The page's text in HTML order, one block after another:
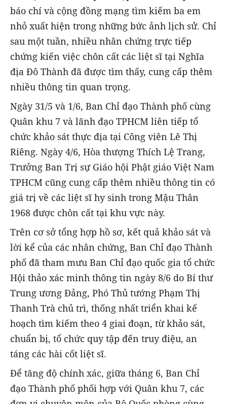
báo chí và cộng đồng mạng tìm kiếm ba em
nhỏ xuất hiện trong những bức ảnh lịch sử. Chỉ
sau một tuần, nhiều nhân chứng trực tiếp
chứng kiến việc chôn cất các liệt sĩ tại Nghĩa
địa Đô Thành đã được tìm thấy, cung cấp thêm
nhiều thông tin quan trọng.
Ngày 31/5 và 1/6, Ban Chỉ đạo Thành phố cùng
Quân khu 7 và lãnh đạo TPHCM liên tiếp tổ
chức khảo sát thực địa tại Công viên Lê Thị
Riêng. Ngày 4/6, Hòa thượng Thích Lệ Trang,
Trưởng Ban Trị sự Giáo hội Phật giáo Việt Nam
TPHCM cũng cung cấp thêm nhiều thông tin có
giá trị về các liệt sĩ hy sinh trong Mậu Thân
1968 được chôn cất tại khu vực này.
Trên cơ sở tổng hợp hồ sơ, kết quả khảo sát và
lời kể của các nhân chứng, Ban Chỉ đạo Thành
phố đã tham mưu Ban Chỉ đạo quốc gia tổ chức
Hội thảo xác minh thông tin ngày 8/6 do Bí thư
Trung ương Đảng, Phó Thủ tướng Phạm Thị
Thanh Trà chủ trì, thống nhất triển khai kế
hoạch tìm kiếm theo 4 giai đoạn, từ khảo sát,
chuẩn bị, tổ chức quy tập đến truy điệu, an
táng các hài cốt liệt sĩ.
Để tăng độ chính xác, giữa tháng 6, Ban Chỉ
đạo Thành phố phối hợp với Quân khu 7, các